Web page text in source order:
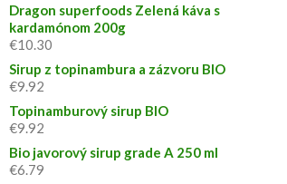
Dragon superfoods Zelená káva s
kardamónom 200g
€10.30
Sirup z topinambura a zázvoru BIO
€9.92
Topinamburový sirup BIO
€9.92
Bio javorový sirup grade A 250 ml
€6.79